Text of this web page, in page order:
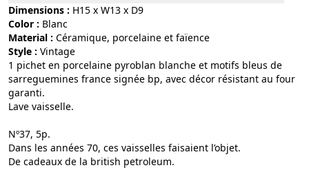
Dimensions : H15 x W13 x D9
Color :
blanc
Material :
céramique, porcelaine et faïence
Style :
vintage
1 pichet en porcelaine pyroblan blanche et motifs bleus de
sarreguemines france signée bp, avec décor résistant au four
garanti.
Lave vaisselle.
Nº37, 5p.
Dans les années 70, ces vaisselles faisaient l’objet.
De cadeaux de la british petroleum.